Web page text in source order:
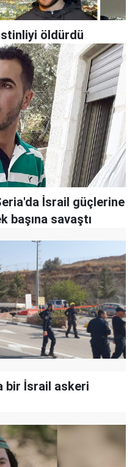
öldürdü
İsrail güçlerine
başına savaştı
bir İsrail askeri